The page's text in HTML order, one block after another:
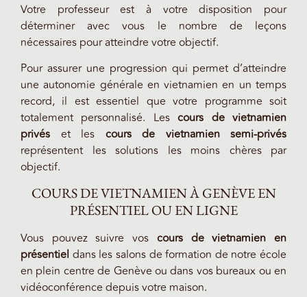
Votre professeur est à votre disposition pour
déterminer avec vous le nombre de leçons
nécessaires pour atteindre votre objectif.
Pour assurer une progression qui permet d’atteindre
une autonomie générale en vietnamien en un temps
record, il est essentiel que votre programme soit
totalement personnalisé. Lescours de vietnamien
privés et les cours de vietnamien semi-privés
représentent les solutions les moins chères par
objectif.
COURS DE VIETNAMIEN À GENÈVE EN
PRÉSENTIEL OU EN LIGNE
Vous pouvez suivre vos cours de vietnamien en
présentiel dans les salons de formation de notre école
en plein centre de Genève ou dans vos bureaux ou en
vidéoconférence depuis votre maison.